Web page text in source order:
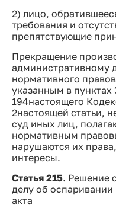
2) лицо,
требования и
препятствующие
Прекращение
административному
нормативного
указанным в пунктах
194настоящего
2настоящей статьи,
суд иных лиц,
нормативным
нарушаются их
интересы.
Статья 215. Решение
делу об
акта